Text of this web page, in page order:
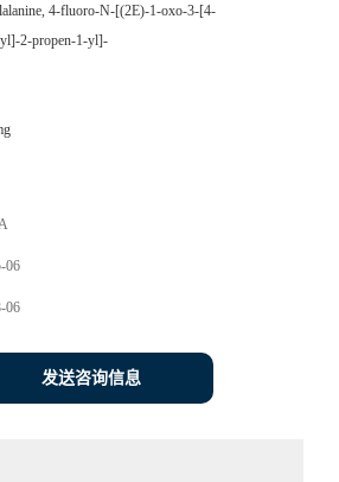
4-fluoro-N-[(2E)-1-oxo-3-[4-
2-propen-1-yl]-
06
06
发送咨询信息